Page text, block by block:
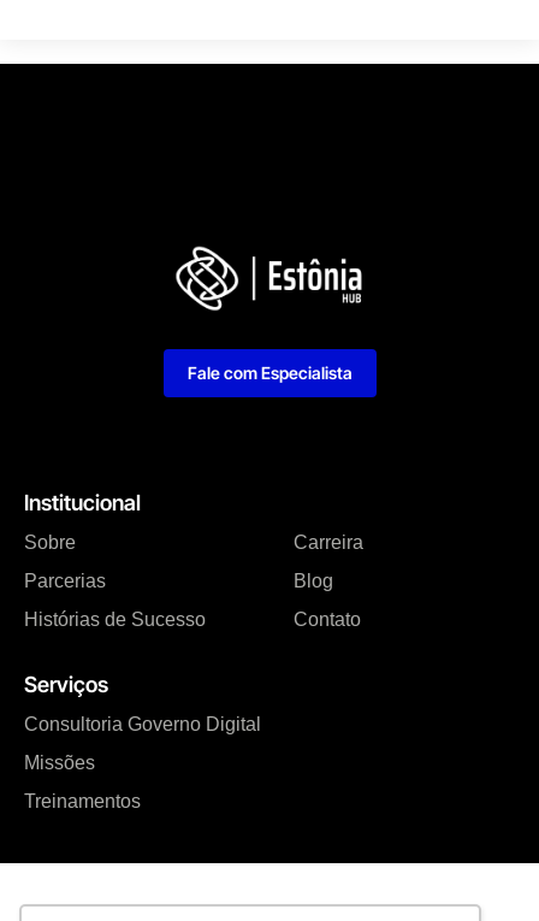
Institucional
Sobre
Parcerias
Histórias de Sucesso
Carreira
Blog
Contato
Serviços
Consultoria Governo Digital
Missões
Treinamentos
Fale com Especialista
Estônia Hub Transformação Digital LTDA